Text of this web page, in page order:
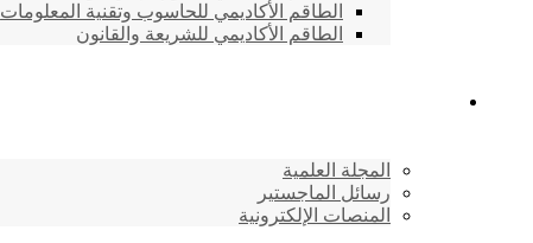
الطاقم الأكاديمي للحاسوب وتقنية المعلومات
الطاقم الأكاديمي للشريعة والقانون
المجلة العلمية
رسائل الماجستير
المنصات الإلكترونية